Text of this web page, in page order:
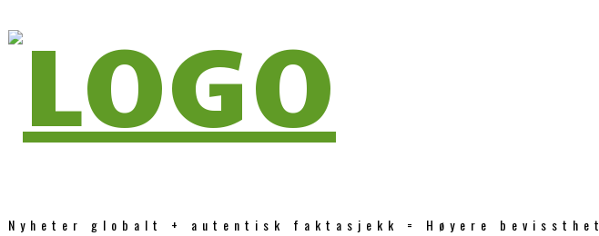
Nyheter globalt + autentisk faktasjekk = Høyere bevissthet